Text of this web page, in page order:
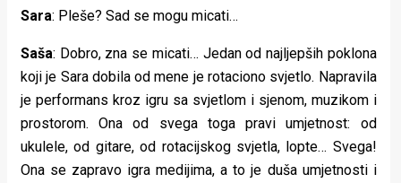
Sara: Pleše? Sad se mogu micati…
Saša: Dobro, zna se micati… Jedan od najljepših poklona
koji je Sara dobila od mene je rotaciono svjetlo. Napravila
je performans kroz igru sa svjetlom i sjenom, muzikom i
prostorom. Ona od svega toga pravi umjetnost: od
ukulele, od gitare, od rotacijskog svjetla, lopte… Svega!
Ona se zapravo igra medijima, a to je duša umjetnosti i